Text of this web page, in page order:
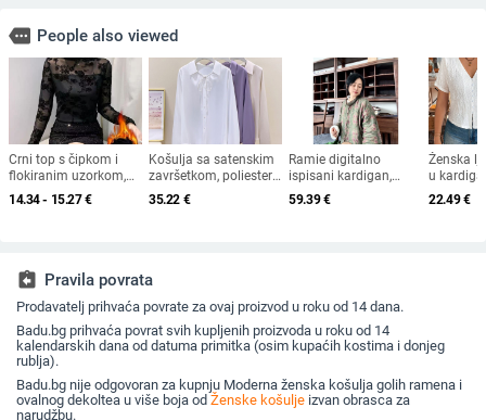
more People also viewed
Crni top s čipkom i
flokiranim uzorkom,
dugi rukavi, mrežasti
materijal, polu-visoki
14.34 - 15.27€
Košulja sa satenskim
završetkom, poliester-
elastanski spoj (70–
80% poliester, <30%
2025
35.22 €
Ramie digitalno
ispisani kardigan,
slobodan kroj, dugi
rukavi
59.39€
Ženska
u
izrezom,
materijal,
22.49€
assignment_return Pravila povrata
Prodavatelj prihvaća povrate za ovaj proizvod u roku od 14 dana.
Badu.bg prihvaća povrat svih kupljenih proizvoda u roku od 14
kalendarskih dana od datuma primitka (osim kupaćih kostima i donjeg
rublja).
Badu.bg nije odgovoran za kupnju Moderna ženska košulja golih ramena i
ovalnog dekoltea u više boja od Ženske košulje izvan obrasca za
narudžbu.